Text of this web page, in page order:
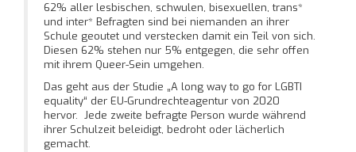
62% aller lesbischen, schwulen, bisexuellen, trans*
und inter* Befragten sind bei niemanden an ihrer
Schule geoutet und verstecken damit ein Teil von sich.
Diesen 62% stehen nur 5% entgegen, die sehr offen
mit ihrem Queer-Sein umgehen.
Das geht aus der Studie „A long way to go for LGBTI
equality“ der EU-Grundrechteagentur von 2020
hervor. Jede zweite befragte Person wurde während
ihrer Schulzeit beleidigt, bedroht oder lächerlich
gemacht.